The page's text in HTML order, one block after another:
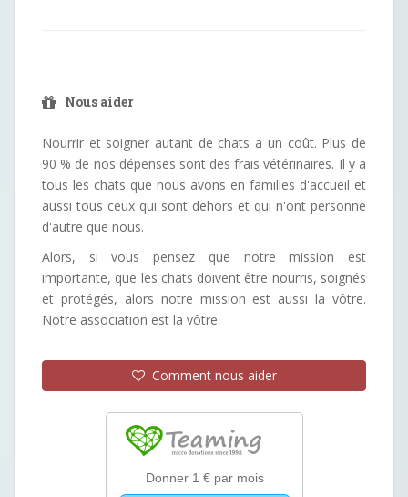
Nous aider
Nourrir et soigner autant de chats a un coût. Plus de
90 % de nos dépenses sont des frais vétérinaires. Il y a
tous les chats que nous avons en familles d'accueil et
aussi tous ceux qui sont dehors et qui n'ont personne
d'autre que nous.
Alors, si vous pensez que notre mission est
importante, que les chats doivent être nourris, soignés
et protégés, alors notre mission est aussi la vôtre.
Notre association est la vôtre.
Comment nous aider